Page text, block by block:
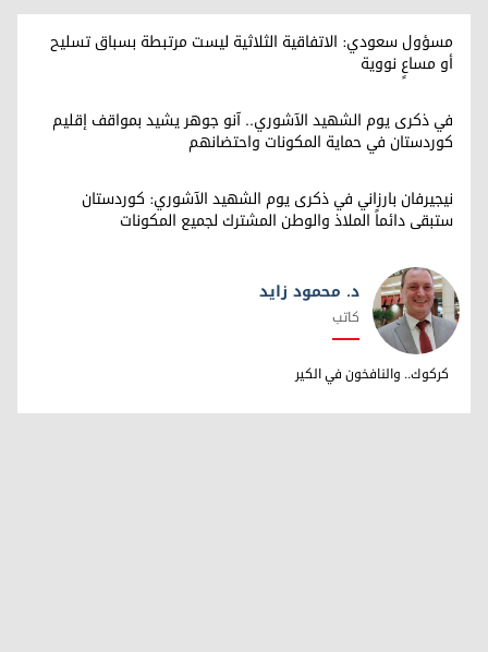
مسؤول سعودي: الاتفاقية الثلاثية ليست مرتبطة بسباق تسليح
أو مساعٍ نووية
في ذكرى يوم الشهيد الآشوري.. آنو جوهر يشيد بمواقف إقليم
كوردستان في حماية المكونات واحتضانهم
نيجيرفان بارزاني في ذكرى يوم الشهيد الآشوري: كوردستان
ستبقى دائماً الملاذ والوطن المشترك لجميع المكونات
د. محمود زايد
د. محمود زايد
كاتب
كركوك.. والنافخون في الكير